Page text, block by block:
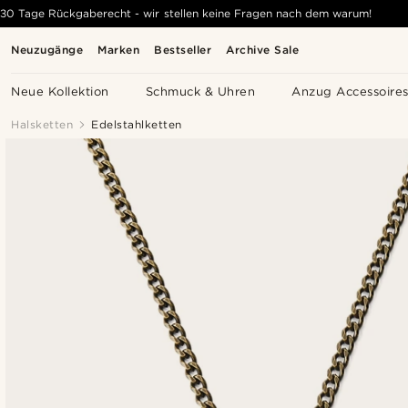
Neuzugänge Marken Bestseller Archive Sale
Neue Kollektion Schmuck & Uhren Anzug Accessoires
30 Tage Rückgaberecht - wir stellen keine Fragen nach dem warum!
Halsketten Edelstahlketten